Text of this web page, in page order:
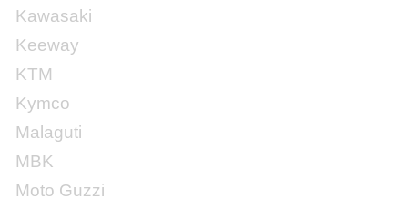
Kawasaki
Keeway
KTM
Kymco
Malaguti
MBK
Moto Guzzi